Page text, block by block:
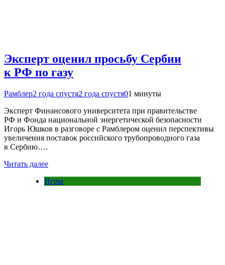
Эксперт оценил просьбу Сербии
к РФ по газу
Рамблер2 года спустя2 года спустя01 минуты
Эксперт Финансового университета при правительстве
РФ и Фонда национальной энергетической безопасности
Игорь Юшков в разговоре с Рамблером оценил перспективы
увеличения поставок российского трубопроводного газа
в Сербию….
Читать далее
Игры